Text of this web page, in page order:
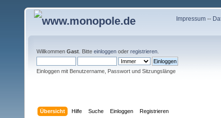
Impressum--
Willkommen Gast . Bitte einloggen oder registrieren
Einloggen mit Benutzername, Passwort und Sitzungslänge
Übersicht Hilfe Suche Einloggen Registrieren